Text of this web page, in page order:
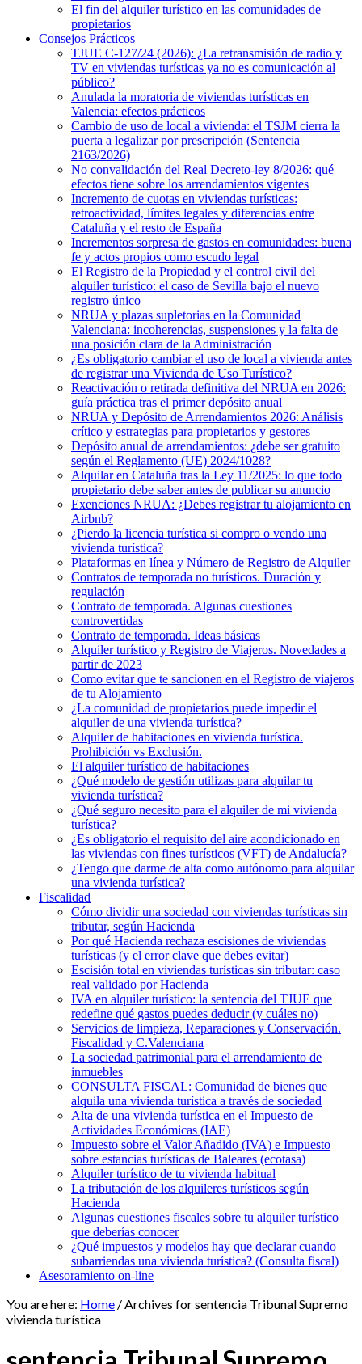
El fin del alquiler turístico en las comunidades de
propietarios
Consejos Prácticos
TJUE C-127/24 (2026): ¿La retransmisión de radio y
TV en viviendas turísticas ya no es comunicación al
público?
Anulada la moratoria de viviendas turísticas en
Valencia: efectos prácticos
Cambio de uso de local a vivienda: el TSJM cierra la
puerta a legalizar por prescripción (Sentencia
2163/2026)
No convalidación del Real Decreto-ley 8/2026: qué
efectos tiene sobre los arrendamientos vigentes
Incremento de cuotas en viviendas turísticas:
retroactividad, límites legales y diferencias entre
Cataluña y el resto de España
Incrementos sorpresa de gastos en comunidades: buena
fe y actos propios como escudo legal
El Registro de la Propiedad y el control civil del
alquiler turístico: el caso de Sevilla bajo el nuevo
registro único
NRUA y plazas supletorias en la Comunidad
Valenciana: incoherencias, suspensiones y la falta de
una posición clara de la Administración
¿Es obligatorio cambiar el uso de local a vivienda antes
de registrar una Vivienda de Uso Turístico?
Reactivación o retirada definitiva del NRUA en 2026:
guía práctica tras el primer depósito anual
NRUA y Depósito de Arrendamientos 2026: Análisis
crítico y estrategias para propietarios y gestores
Depósito anual de arrendamientos: ¿debe ser gratuito
según el Reglamento (UE) 2024/1028?
Alquilar en Cataluña tras la Ley 11/2025: lo que todo
propietario debe saber antes de publicar su anuncio
Exenciones NRUA: ¿Debes registrar tu alojamiento en
Airbnb?
¿Pierdo la licencia turística si compro o vendo una
vivienda turística?
Plataformas en línea y Número de Registro de Alquiler
Contratos de temporada no turísticos. Duración y
regulación
Contrato de temporada. Algunas cuestiones
controvertidas
Contrato de temporada. Ideas básicas
Alquiler turístico y Registro de Viajeros. Novedades a
partir de 2023
Como evitar que te sancionen en el Registro de viajeros
de tu Alojamiento
¿La comunidad de propietarios puede impedir el
alquiler de una vivienda turística?
Alquiler de habitaciones en vivienda turística.
Prohibición vs Exclusión.
El alquiler turístico de habitaciones
¿Qué modelo de gestión utilizas para alquilar tu
vivienda turística?
¿Qué seguro necesito para el alquiler de mi vivienda
turística?
¿Es obligatorio el requisito del aire acondicionado en
las viviendas con fines turísticos (VFT) de Andalucía?
¿Tengo que darme de alta como autónomo para alquilar
una vivienda turística?
Fiscalidad
Cómo dividir una sociedad con viviendas turísticas sin
tributar, según Hacienda
Por qué Hacienda rechaza escisiones de viviendas
turísticas (y el error clave que debes evitar)
Escisión total en viviendas turísticas sin tributar: caso
real validado por Hacienda
IVA en alquiler turístico: la sentencia del TJUE que
redefine qué gastos puedes deducir (y cuáles no)
Servicios de limpieza, Reparaciones y Conservación.
Fiscalidad y C.Valenciana
La sociedad patrimonial para el arrendamiento de
inmuebles
CONSULTA FISCAL: Comunidad de bienes que
alquila una vivienda turística a través de sociedad
Alta de una vivienda turística en el Impuesto de
Actividades Económicas (IAE)
Impuesto sobre el Valor Añadido (IVA) e Impuesto
sobre estancias turísticas de Baleares (ecotasa)
Alquiler turístico de tu vivienda habitual
La tributación de los alquileres turísticos según
Hacienda
Algunas cuestiones fiscales sobre tu alquiler turístico
que deberías conocer
¿Qué impuestos y modelos hay que declarar cuando
subarriendas una vivienda turística? (Consulta fiscal)
Asesoramiento on-line
You are here: Home /Archives for sentencia Tribunal Supremo
vivienda turística